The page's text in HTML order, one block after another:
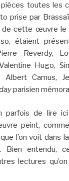
toutes les
prise par
de cette œuvre le
étaient
Reverdy,
Hugo,
Albert Camus,
parisien
parfois de lire
peint,
l’on voit dans
Bien entendu,
lectures